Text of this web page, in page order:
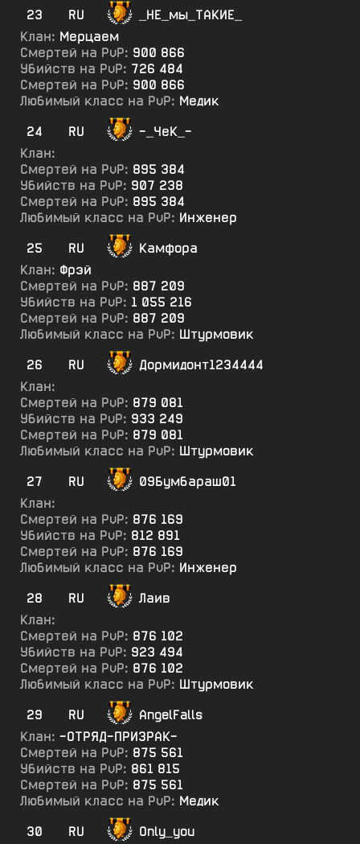
23 RU
_НЕ_мы_ТАКИЕ_
Клан: Мерцаем
Смертей на PvP: 900 866
Убийств на PvP: 726 484
Смертей на PvP: 900 866
Любимый класс на PvP: Медик
24
RU
-_ЧеК_-
Клан:
Смертей на PvP: 895 384
Убийств на PvP: 907 238
Смертей на PvP: 895 384
Любимый класс на PvP: Инженер
25
RU
Камфора
Клан: Фрэй
Смертей на PvP: 887 209
Убийств на PvP: 1 055 216
Смертей на PvP: 887 209
Любимый класс на PvP: Штурмовик
26
RU
Дормидонт1234444
Клан:
Смертей на PvP: 879 081
Убийств на PvP: 933 249
Смертей на PvP: 879 081
Любимый класс на PvP: Штурмовик
27
RU
09Бумбараш01
Клан:
Смертей на PvP: 876 169
Убийств на PvP: 812 891
Смертей на PvP: 876 169
Любимый класс на PvP: Инженер
28
RU
Лаив
Клан:
Смертей на PvP: 876 102
Убийств на PvP: 923 494
Смертей на PvP: 876 102
Любимый класс на PvP: Штурмовик
29
RU
AngelFalls
Клан: -ОТРЯД-ПРИЗРАК-
Смертей на PvP: 875 561
Убийств на PvP: 861 815
Смертей на PvP: 875 561
Любимый класс на PvP: Медик
30
RU
Only_you